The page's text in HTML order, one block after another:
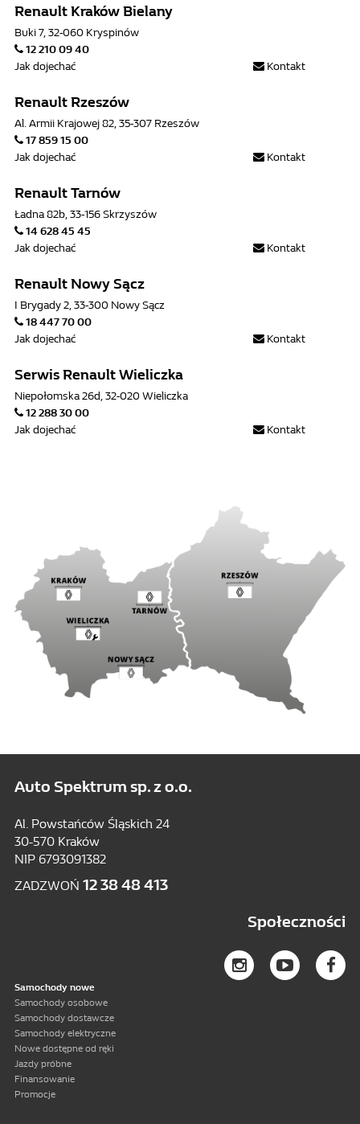
Renault Kraków Bielany
Buki 7, 32-060 Kryspinów
12 210 09 40
Kontakt
Jak dojechać
Renault Rzeszów
Al. Armii Krajowej 82, 35-307 Rzeszów
17 859 15 00
Kontakt
Jak dojechać
Renault Tarnów
Ładna 82b, 33-156 Skrzyszów
14 628 45 45
Kontakt
Jak dojechać
Renault Nowy Sącz
I Brygady 2, 33-300 Nowy Sącz
18 447 70 00
Kontakt
Jak dojechać
Serwis Renault Wieliczka
Niepołomska 26d, 32-020 Wieliczka
12 288 30 00
Kontakt
Jak dojechać
Auto Spektrum sp. z o.o.
Al. Powstańców Śląskich 24
30-570 Kraków
NIP 6793091382
ZADZWOŃ 12 38 48 413
Społeczności
Samochody nowe
Samochody osobowe
Samochody dostawcze
Samochody elektryczne
Nowe dostępne od ręki
Jazdy próbne
Finansowanie
Promocje